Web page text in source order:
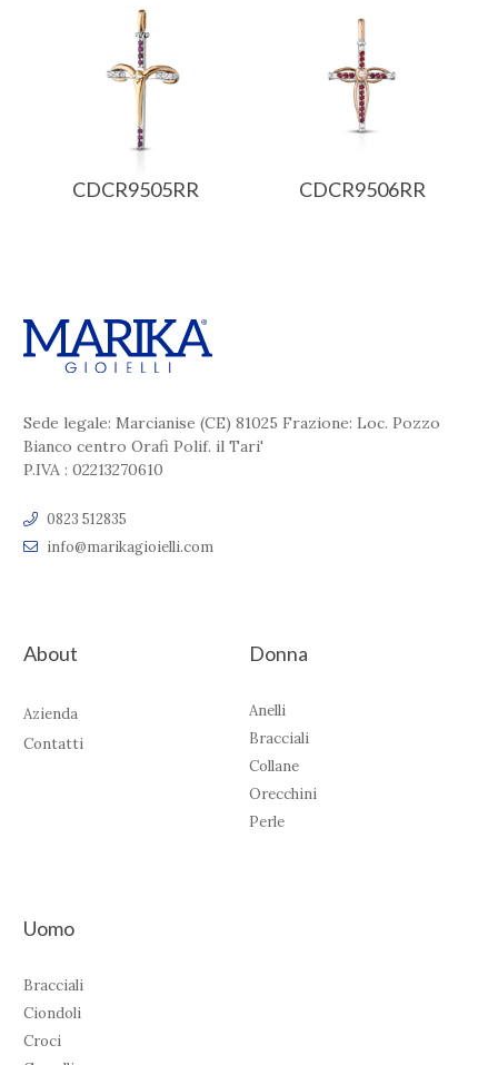
CDCR9505RR CDCR9506RR
Sede legale: Marcianise (CE) 81025 Frazione: Loc. Pozzo
Bianco centro Orafi Polif. il Tari'
P.IVA : 02213270610
0823 512835
info@marikagioielli.com
About
Azienda
Contatti
Donna
Anelli
Bracciali
Collane
Orecchini
Perle
Uomo
Bracciali
Ciondoli
Croci